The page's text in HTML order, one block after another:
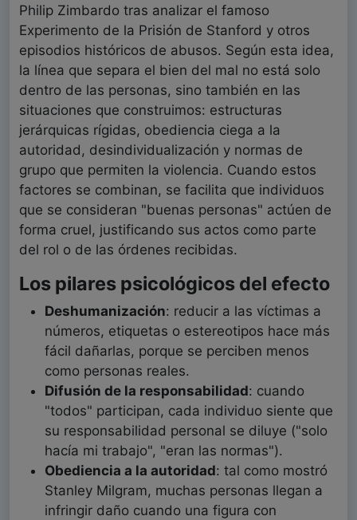
Philip Zimbardo tras analizar el famoso
Experimento de la Prisión de Stanford y otros
episodios históricos de abusos. Según esta idea,
la línea que separa el bien del mal no está solo
dentro de las personas, sino también en las
situaciones que construimos: estructuras
jerárquicas rígidas, obediencia ciega a la
autoridad, desindividualización y normas de
grupo que permiten la violencia. Cuando estos
factores se combinan, se facilita que individuos
que se consideran "buenas personas" actúen de
forma cruel, justificando sus actos como parte
del rol o de las órdenes recibidas.
Los pilares psicológicos del efecto
Deshumanización: reducir a las víctimas a
números, etiquetas o estereotipos hace más
fácil dañarlas, porque se perciben menos
como personas reales.
Difusión de la responsabilidad: cuando
"todos" participan, cada individuo siente que
su responsabilidad personal se diluye ("solo
hacía mi trabajo", "eran las normas").
Obediencia a la autoridad: tal como mostró
Stanley Milgram, muchas personas llegan a
infringir daño cuando una figura con